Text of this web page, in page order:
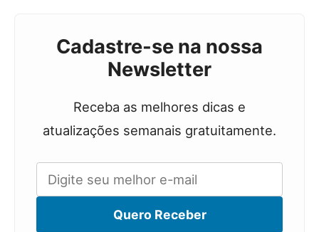
Cadastre-se na nossa
Newsletter
Receba as melhores dicas e
atualizações semanais gratuitamente.
Quero Receber